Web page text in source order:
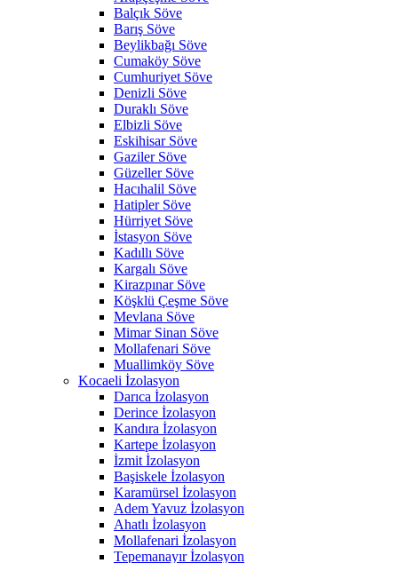
Balçık Söve
Barış Söve
Beylikbağı Söve
Cumaköy Söve
Cumhuriyet Söve
Denizli Söve
Duraklı Söve
Elbizli Söve
Eskihisar Söve
Gaziler Söve
Güzeller Söve
Hacıhalil Söve
Hatipler Söve
Hürriyet Söve
İstasyon Söve
Kadıllı Söve
Kargalı Söve
Kirazpınar Söve
Köşklü Çeşme Söve
Mevlana Söve
Mimar Sinan Söve
Mollafenari Söve
Muallimköy Söve
Kocaeli İzolasyon
Darıca İzolasyon
Derince İzolasyon
Kandıra İzolasyon
Kartepe İzolasyon
İzmit İzolasyon
Başiskele İzolasyon
Karamürsel İzolasyon
Adem Yavuz İzolasyon
Ahatlı İzolasyon
Mollafenari İzolasyon
Tepemanayır İzolasyon